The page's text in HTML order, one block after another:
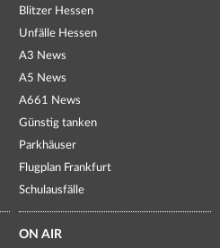
Blitzer Hessen
Unfälle Hessen
A3 News
A5 News
A661 News
Günstig tanken
Parkhäuser
Flugplan Frankfurt
Schulausfälle
ON AIR